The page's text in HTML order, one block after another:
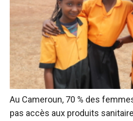
Au Cameroun, 70 % des
pas accès aux produits